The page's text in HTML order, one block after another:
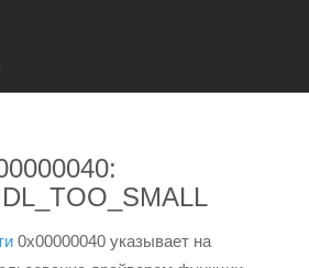
0x00000040 указывает на